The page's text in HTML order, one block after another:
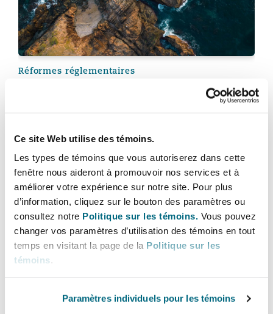
Ce site Web utilise des témoins.
Les types de témoins que vous autoriserez dans cette
fenêtre nous aideront à promouvoir nos services et à
améliorer votre expérience sur notre site. Pour plus
d’information, cliquez sur le bouton des paramètres ou
consultez notre Politique sur les témoins. Vous pouvez
changer vos paramètres d’utilisation des témoins en tout
temps en visitant la page de la Politique sur les
témoins.
Paramètres individuels pour les témoins
Entretien, réparation et
Droit aérien commercial
Satellites et espace
Couverture d’assurance
Responsabilité du fabricant
produits
Bator
York
County
The St Botolph Building
Bulletins
Réformes réglementaires
Cruise Claims at the Crossroads: CJEU
Clarifies the Relationship Between
Passenger Liability
6 juillet 2026
When illness goes offshore: Defence strategies for